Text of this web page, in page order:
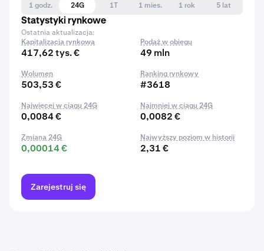
1 godz. 24G 1T 1 mies. 1 rok
5 lat
Statystyki rynkowe
Ostatnia aktualizacja:
Kapitalizacja rynkowa
417,62 tys. €
Podaż w obiegu
49 mln
Wolumen
503,53 €
Ranking rynkowy
#3618
Najwięcej w ciągu 24G
0,0084 €
Najmniej w ciągu 24G
0,0082 €
Zmiana 24G
0,00014 €
Najwyższy poziom w historii
2,31 €
Zarejestruj się